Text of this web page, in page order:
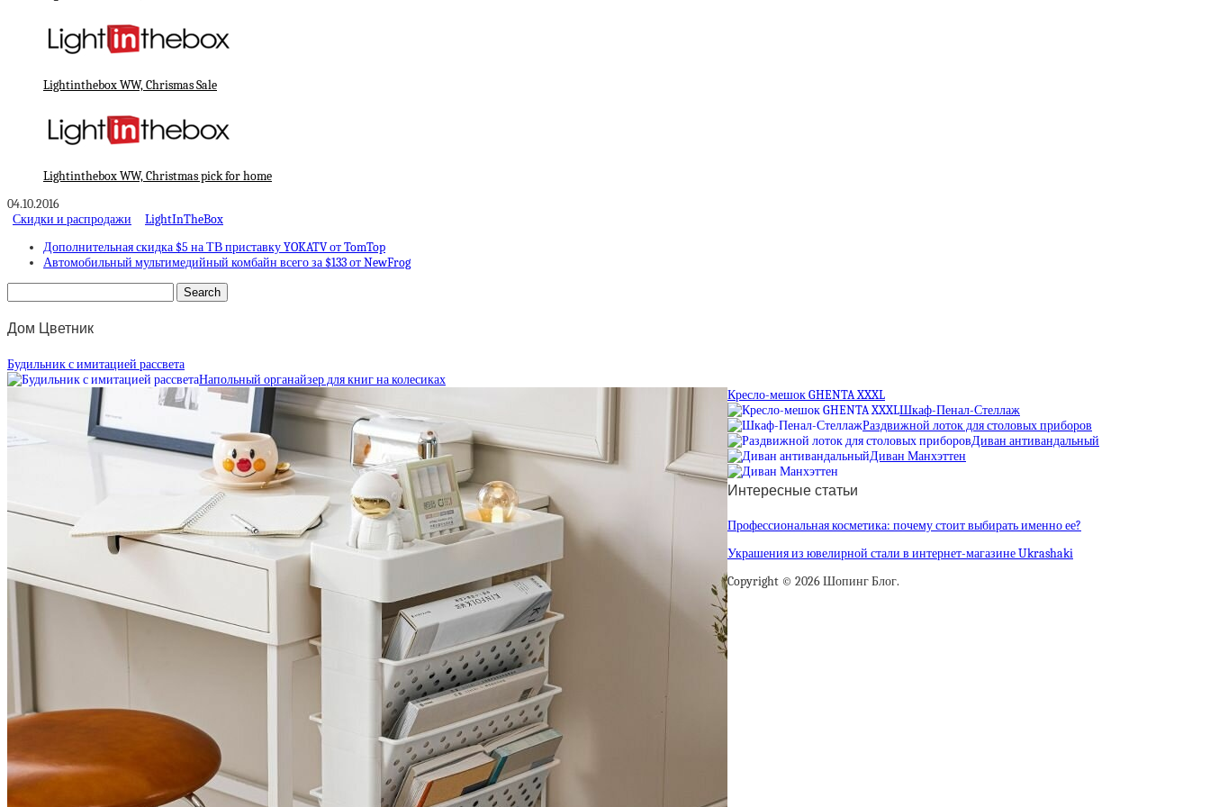
Lightinthebox WW, Chrismas Sale
Lightinthebox WW, Christmas pick for home
04.10.2016
Скидки и распродажи
LightInTheBox
Дополнительная скидка $5 на ТВ приставку YOKATV от TomTop
Автомобильный мультимедийный комбайн всего за $133 от NewFrog
Дом Цветник
Будильник с имитацией рассвета
Напольный органайзер для книг на колесиках
Кресло-мешок GHENTA XXXL
Шкаф-Пенал-Стеллаж
Раздвижной лоток для столовых приборов
Диван антивандальный
Диван Манхэттен
Интересные статьи
Профессиональная косметика: почему стоит выбирать именно ее?
Украшения из ювелирной стали в интернет-магазине Ukrashaki
Copyright © 2026 Шопинг Блог.